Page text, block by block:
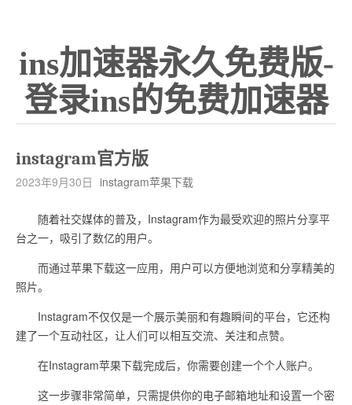
ins加速器永久免费版-
登录ins的免费加速器
instagram官方版
2023年9月30日 instagram苹果下载
随着社交媒体的普及，Instagram作为最受欢迎的照片分享平
台之一，吸引了数亿的用户。
而通过苹果下载这一应用，用户可以方便地浏览和分享精美的
照片。
Instagram不仅仅是一个展示美丽和有趣瞬间的平台，它还构
建了一个互动社区，让人们可以相互交流、关注和点赞。
在Instagram苹果下载完成后，你需要创建一个个人账户。
这一步骤非常简单，只需提供你的电子邮箱地址和设置一个密